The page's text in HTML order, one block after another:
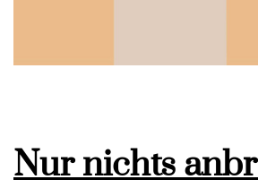
Nur nichts